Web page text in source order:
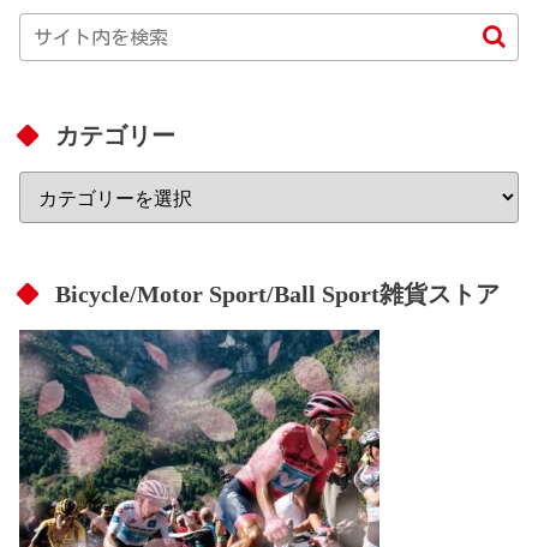
カテゴリー
Bicycle/Motor Sport/Ball Sport雑貨ストア